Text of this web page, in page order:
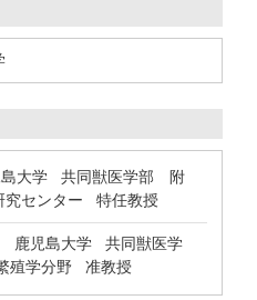
大学 共同獣医学部 附
究センター 特任教授
鹿児島大学 共同獣医学
殖学分野 准教授